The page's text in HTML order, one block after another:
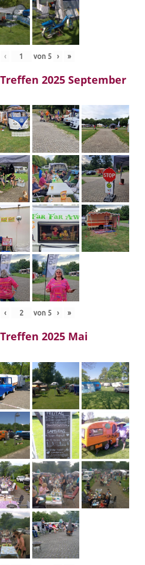
‹ von 5 › »
2025 September
‹ von 5 › »
2025 Mai